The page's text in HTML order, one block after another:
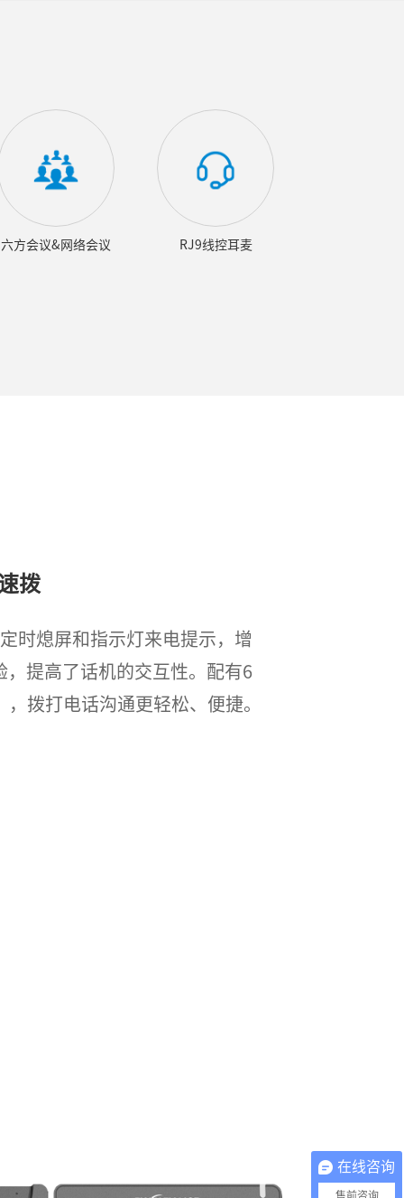
六方会议&网络会议 RJ9线控耳麦
拨
时熄屏和指示灯来电提示，增
，提高了话机的交互性。配有6
拨打电话沟通更轻松、便捷。
在线咨询